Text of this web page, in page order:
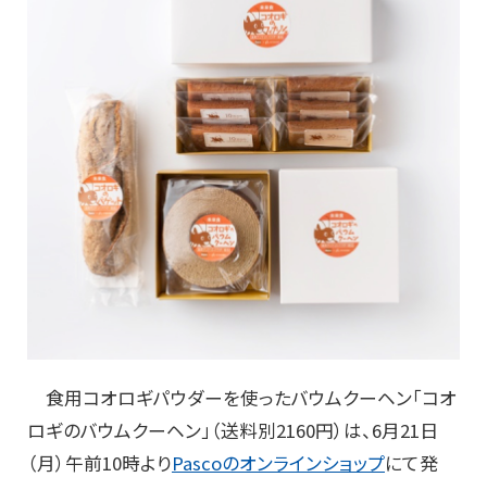
食用コオロギパウダーを使ったバウムクーヘン「コオ
ロギのバウムクーヘン」（送料別2160円）は、6月21日
（月）午前10時よりPascoのオンラインショップにて発